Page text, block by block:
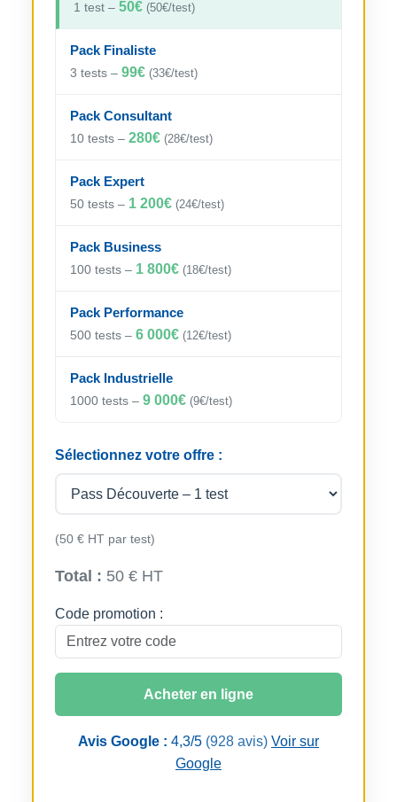
1 test – 50€ (50€/test)
Pack Finaliste
3 tests – 99€ (33€/test)
Pack Consultant
10 tests – 280€ (28€/test)
Pack Expert
50 tests – 1 200€ (24€/test)
Pack Business
100 tests – 1 800€ (18€/test)
Pack Performance
500 tests – 6 000€ (12€/test)
Pack Industrielle
1000 tests – 9 000€ (9€/test)
Sélectionnez votre offre :
(50 € HT par test)
Total : 50 € HT
Code promotion :
Acheter en ligne
Avis Google : 4,3/5 (928 avis) Voir sur
Google